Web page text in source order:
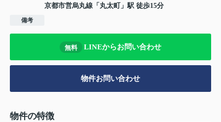
京都市営烏丸線 「 丸太町 」駅 徒歩15分
備考
無料 LINEからお問い合わせ
物件お問い合わせ
物件の特徴